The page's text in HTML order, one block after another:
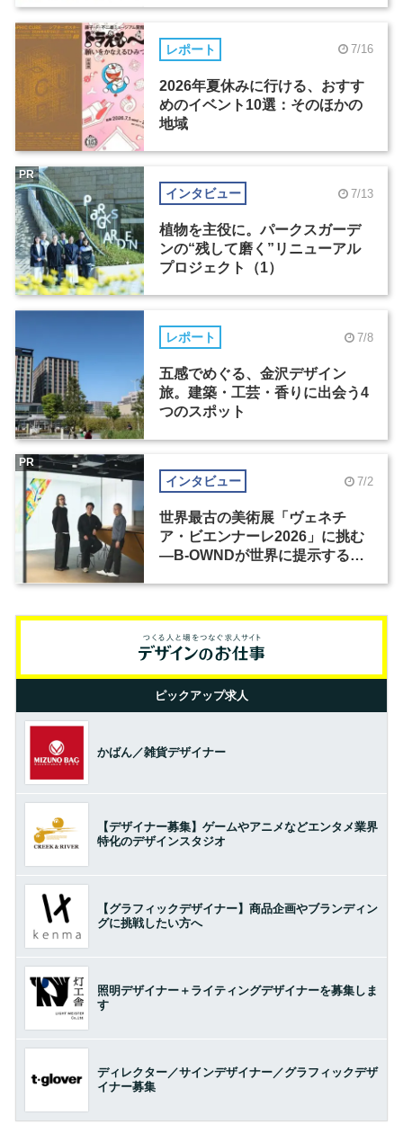
レポート 7/16
2026年夏休みに行ける、おすす
めのイベント10選：そのほかの
地域
インタビュー 7/13
植物を主役に。パークスガーデ
ンの“残して磨く”リニューアル
プロジェクト（1）
PR
レポート 7/8
五感でめぐる、金沢デザイン
旅。建築・工芸・香りに出会う4
つのスポット
インタビュー 7/2
世界最古の美術展「ヴェネチ
ア・ビエンナーレ2026」に挑む
―B-OWNDが世界に提示する美
PR
ピックアップ求人
かばん／雑貨デザイナー
【デザイナー募集】ゲームやアニメなどエンタメ業界
特化のデザインスタジオ
【グラフィックデザイナー】商品企画やブランディン
グに挑戦したい方へ
照明デザイナー＋ライティングデザイナーを募集しま
す
ディレクター／サインデザイナー／グラフィックデザ
イナー募集